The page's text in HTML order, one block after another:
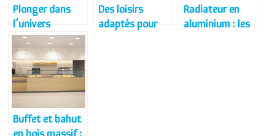
Plonger dans
l’univers
d’automne et
d’hiver
maintenant
Des loisirs
adaptés pour
Radiateur en
aluminium : les
Buffet et bahut
en bois massif :